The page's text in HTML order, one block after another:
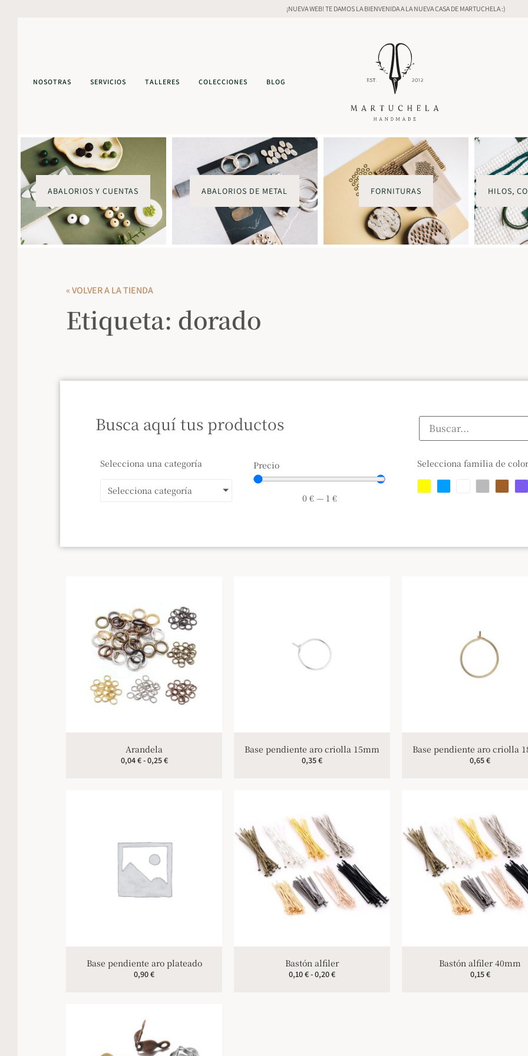
¡NUEVA WEB! TE DAMOS LA BIENVENIDA A LA NUEVA CASA DE MARTUCHELA :)
NOSOTRAS SERVICIOS TALLERES COLECCIONES BLOG
ABALORIOS Y CUENTAS ABALORIOS DE METAL FORNITURAS HILOS,
« VOLVER A LA TIENDA
Etiqueta: dorado
Busca aquí tus productos
Selecciona una categoría
Selecciona categoría
Precio
0 €— 1 €
Selecciona familia de
Arandela
0,04€-0,25€
Base pendiente aro criolla 15mm
0,35€
Base pendiente aro criolla
0,65€
Base pendiente aro plateado
0,90€
Bastón alfiler
0,10€-0,20€
Bastón alfiler 40mm
0,15€